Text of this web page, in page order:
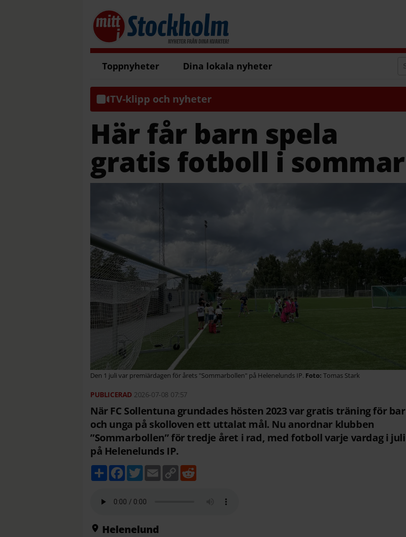
Toppnyheter Dina lokala nyheter
TV-klipp och nyheter
Här får barn spela
gratis fotboll i sommar
Den 1 juli var premiärdagen för årets "Sommarbollen" på Helenelunds IP. Tomas Stark
2026-07-08 07:57
När FC Sollentuna grundades hösten 2023 var gratis träning för
och unga på skolloven ett uttalat mål. Nu anordnar klubben
”Sommarbollen” för tredje året i rad, med fotboll varje vardag i juli
på Helenelunds IP.
D
e
F
b
T
w
t
E
m
C
o
Helenelund